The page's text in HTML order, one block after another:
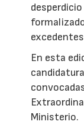
En esta
Ministerio.